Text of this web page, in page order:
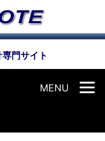
門サイト
MENU